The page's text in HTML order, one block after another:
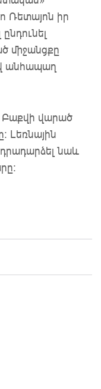
Ռետայոն իր
միջանցքը
անհապաղ
Բաքվի վարած
Լեռնային
նաև